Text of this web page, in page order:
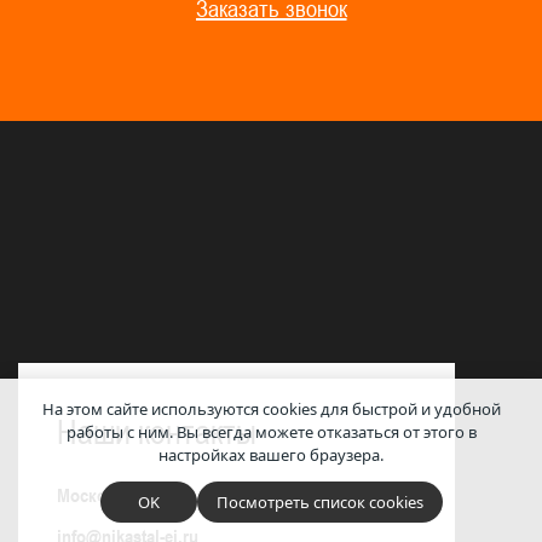
Заказать звонок
Наши контакты
Московская обл., ГО Клин, д. Лаврово, д. 251
info@nikastal-ei.ru
На этом сайте используются cookies для быстрой и удобной
работы с ним.Вы всегда можете отказаться от этого в
настройках вашего браузера.
OK Посмотреть список cookies